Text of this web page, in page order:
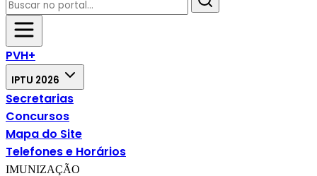
PVH+
IPTU 2026
Secretarias
Concursos
Mapa do Site
Telefones e Horários
IMUNIZAÇÃO